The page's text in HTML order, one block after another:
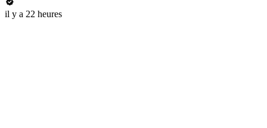
il y a 22 heures